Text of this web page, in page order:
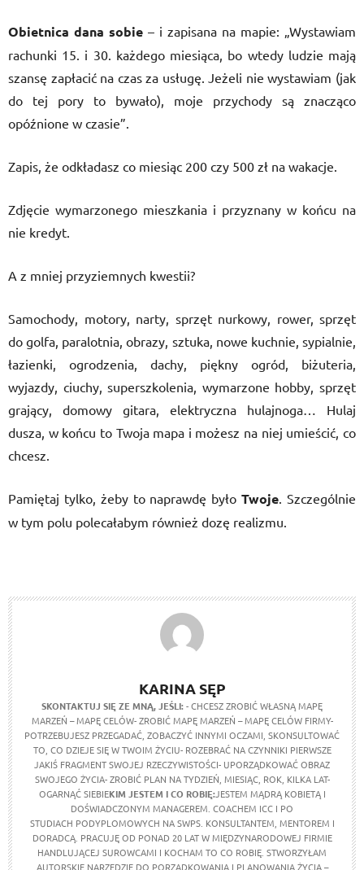
Obietnica dana sobie – i zapisana na mapie: „Wystawiam
rachunki 15. i 30. każdego miesiąca, bo wtedy ludzie mają
szansę zapłacić na czas za usługę. Jeżeli nie wystawiam (jak
do tej pory to bywało), moje przychody są znacząco
opóźnione w czasie”.
Zapis, że odkładasz co miesiąc 200 czy 500 zł na wakacje.
Zdjęcie wymarzonego mieszkania i przyznany w końcu na
nie kredyt.
A z mniej przyziemnych kwestii?
Samochody, motory, narty, sprzęt nurkowy, rower, sprzęt
do golfa, paralotnia, obrazy, sztuka, nowe kuchnie, sypialnie,
łazienki, ogrodzenia, dachy, piękny ogród, biżuteria,
wyjazdy, ciuchy, superszkolenia, wymarzone hobby, sprzęt
grający, domowy gitara, elektryczna hulajnoga… Hulaj
dusza, w końcu to Twoja mapa i możesz na niej umieścić, co
chcesz.
Pamiętaj tylko, żeby to naprawdę byłoTwoje. Szczególnie
w tym polu polecałabym również dozę realizmu.
KARINA SĘP
SKONTAKTUJ SIĘ ZE MNĄ, JEŚLI:- CHCESZ ZROBIĆ WŁASNĄ MAPĘ
MARZEŃ – MAPĘ CELÓW- ZROBIĆ MAPĘ MARZEŃ – MAPĘ CELÓW FIRMY-
POTRZEBUJESZ PRZEGADAĆ, ZOBACZYĆ INNYMI OCZAMI, SKONSULTOWAĆ
TO, CO DZIEJE SIĘ W TWOIM ŻYCIU- ROZEBRAĆ NA CZYNNIKI PIERWSZE
JAKIŚ FRAGMENT SWOJEJ RZECZYWISTOŚCI- UPORZĄDKOWAĆ OBRAZ
SWOJEGO ŻYCIA- ZROBIĆ PLAN NA TYDZIEŃ, MIESIĄC, ROK, KILKA LAT-
OGARNĄĆ SIEBIEKIM JESTEM I CO ROBIĘ:JESTEM MĄDRĄ KOBIETĄ I
DOŚWIADCZONYM MANAGEREM. COACHEM ICC I PO
STUDIACH PODYPLOMOWYCH NA SWPS. KONSULTANTEM, MENTOREM I
DORADCĄ. PRACUJĘ OD PONAD 20 LAT W MIĘDZYNARODOWEJ FIRMIE
HANDLUJĄCEJ SUROWCAMI I KOCHAM TO CO ROBIĘ. STWORZYŁAM
AUTORSKIE NARZĘDZIE DO PORZĄDKOWANIA I PLANOWANIA ŻYCIA –